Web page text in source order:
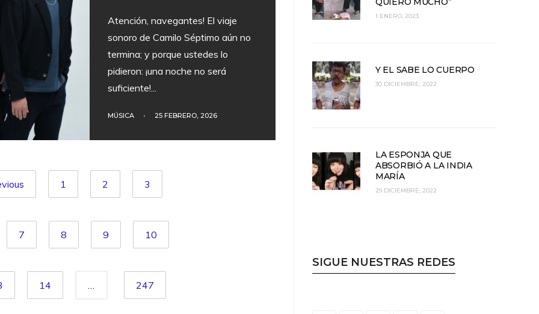
Atención, navegantes! El viaje
sonoro de Camilo Séptimo aún no
termina; y porque ustedes lo
pidieron: ¡una noche no será
suficiente!...
MÚSICA • 25 FEBRERO, 2026
1 2 3
7 8 9 10
14 247
1 ENERO, 2023
Y EL SABE LO CUERPO
30 DICIEMBRE, 2022
LA ESPONJA QUE
ABSORBIÓ A LA INDIA
MARÍA
29 DICIEMBRE, 2022
SIGUE NUESTRAS REDES